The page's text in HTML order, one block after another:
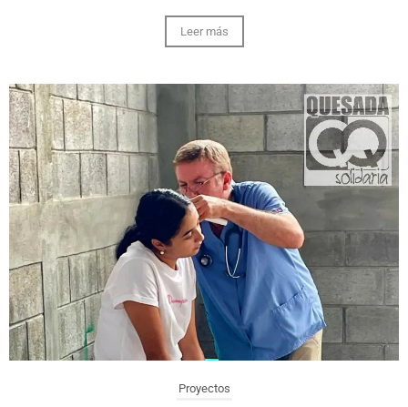
Leer más
Proyectos